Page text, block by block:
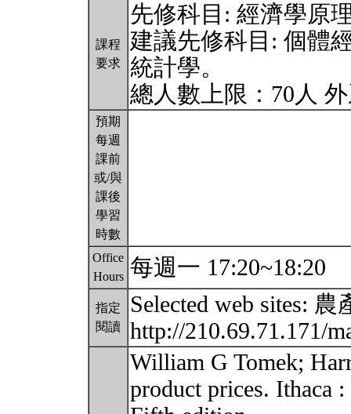
課程
要求
先修科目: 經濟學原
建議先修科目: 個體
統計學。
總人數上限：70人
預期
每週
課前
或/與
課後
學習
時數
Office
Hours 每週一 17:20~18:20
指定
閱讀
Selected web sites:
http://210.69.71.171/
William G Tomek;
product prices. Ithaca